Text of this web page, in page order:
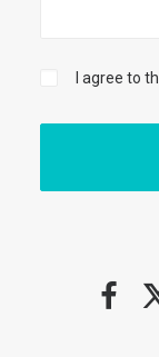
I agree to